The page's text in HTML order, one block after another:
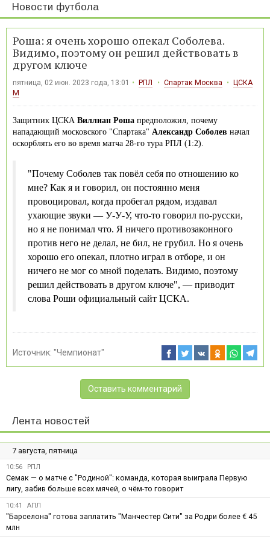
Новости футбола
Роша: я очень хорошо опекал Соболева.
Видимо, поэтому он решил действовать в
другом ключе
пятница, 02 июн. 2023 года, 13:01 РПЛ Спартак Москва
ЦСКА
М
Защитник ЦСКА Виллиан Роша предположил, почему
нападающий московского "Спартака" Александр Соболев начал
оскорблять его во время матча 28-го тура РПЛ (1:2).
"Почему Соболев так повёл себя по отношению ко
мне? Как я и говорил, он постоянно меня
провоцировал, когда пробегал рядом, издавал
ухающие звуки — У-У-У, что-то говорил по-русски,
но я не понимал что. Я ничего противозаконного
против него не делал, не бил, не грубил. Но я очень
хорошо его опекал, плотно играл в отборе, и он
ничего не мог со мной поделать. Видимо, поэтому
решил действовать в другом ключе", — приводит
слова Роши официальный сайт ЦСКА.
Источник: "Чемпионат"
Оставить комментарий
Лента новостей
7 августа, пятница
10:56 РПЛ
Семак — о матче с "Родиной": команда, которая выиграла Первую
лигу, забив больше всех мячей, о чём-то говорит
10:41 АПЛ
"Барселона" готова заплатить "Манчестер Сити" за Родри более € 45
млн